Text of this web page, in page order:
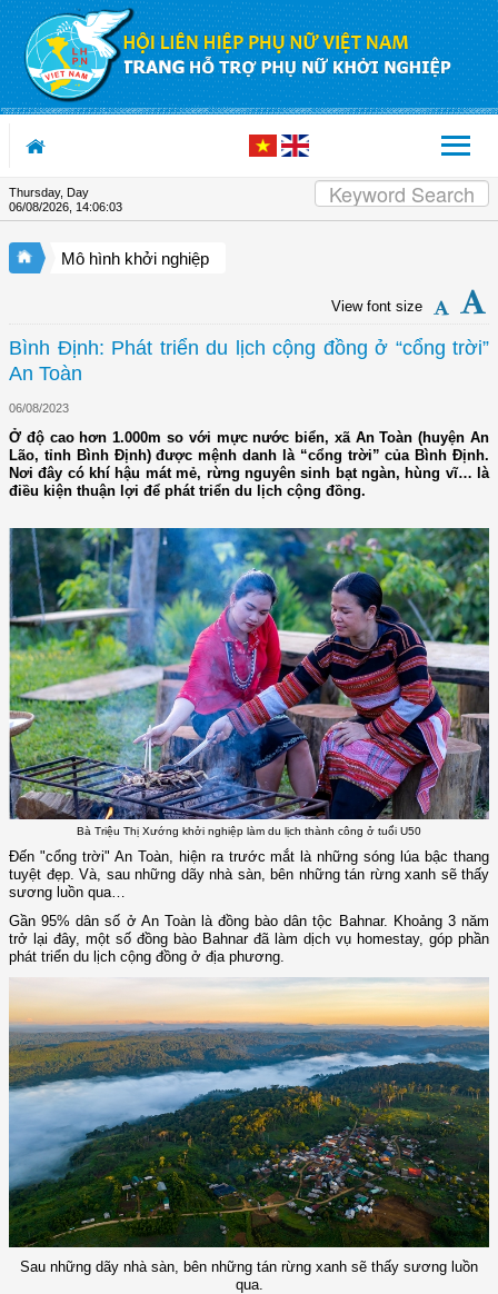
Skip to Content
Thursday, Day
06/08/2026 14:06:04
Mô hình khởi nghiệp
View font size
Bình Định: Phát triển du lịch cộng đồng ở “cổng trời”
An Toàn
06/08/2023
Ở độ cao hơn 1.000m so với mực nước biển, xã An Toàn (huyện An
Lão, tỉnh Bình Định) được mệnh danh là “cổng trời” của Bình Định.
Nơi đây có khí hậu mát mẻ, rừng nguyên sinh bạt ngàn, hùng vĩ… là
điều kiện thuận lợi để phát triển du lịch cộng đồng.
Bà Triệu Thị Xướng khởi nghiệp làm du lịch thành công ở tuổi U50
Đến "cổng trời" An Toàn, hiện ra trước mắt là những sóng lúa bậc thang
tuyệt đẹp. Và, sau những dãy nhà sàn, bên những tán rừng xanh sẽ thấy
sương luồn qua…
Gần 95% dân số ở An Toàn là đồng bào dân tộc Bahnar. Khoảng 3 năm
trở lại đây, một số đồng bào Bahnar đã làm dịch vụ homestay, góp phần
phát triển du lịch cộng đồng ở địa phương.
Sau những dãy nhà sàn, bên những tán rừng xanh sẽ thấy sương luồn
qua.